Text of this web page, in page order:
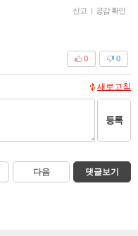
신고 | 공감 확인
0
0
새로고침
등록
다음 댓글보기